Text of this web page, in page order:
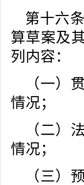
第十六
算草案及
列内容：
（一）
情况；
（二）
情况；
（三）